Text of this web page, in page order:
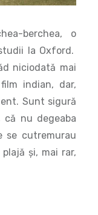
berchea, o
la Oxford.
niciodată mai
indian, dar,
Sunt sigură
nu degeaba
se cutremurau
și, mai rar,